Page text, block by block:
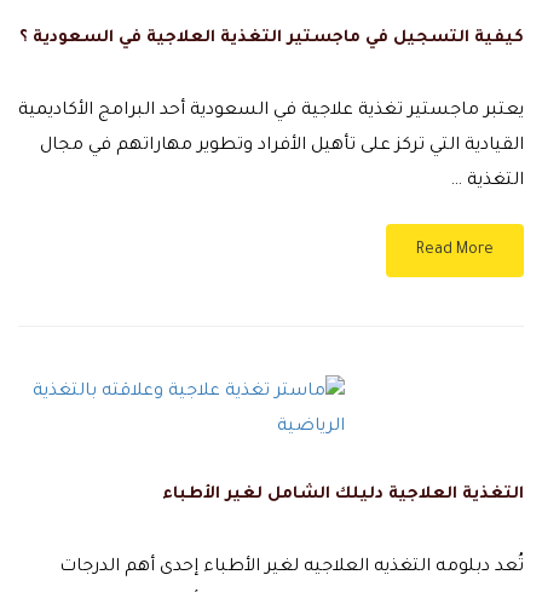
كيفية التسجيل في ماجستير التغذية العلاجية في السعودية ؟
يعتبر ماجستير تغذية علاجية في السعودية أحد البرامج الأكاديمية
القيادية التي تركز على تأهيل الأفراد وتطوير مهاراتهم في مجال
التغذية …
Read More
التغذية العلاجية دليلك الشامل لغير الأطباء
تُعد دبلومه التغذيه العلاجيه لغير الأطباء إحدى أهم الدرجات